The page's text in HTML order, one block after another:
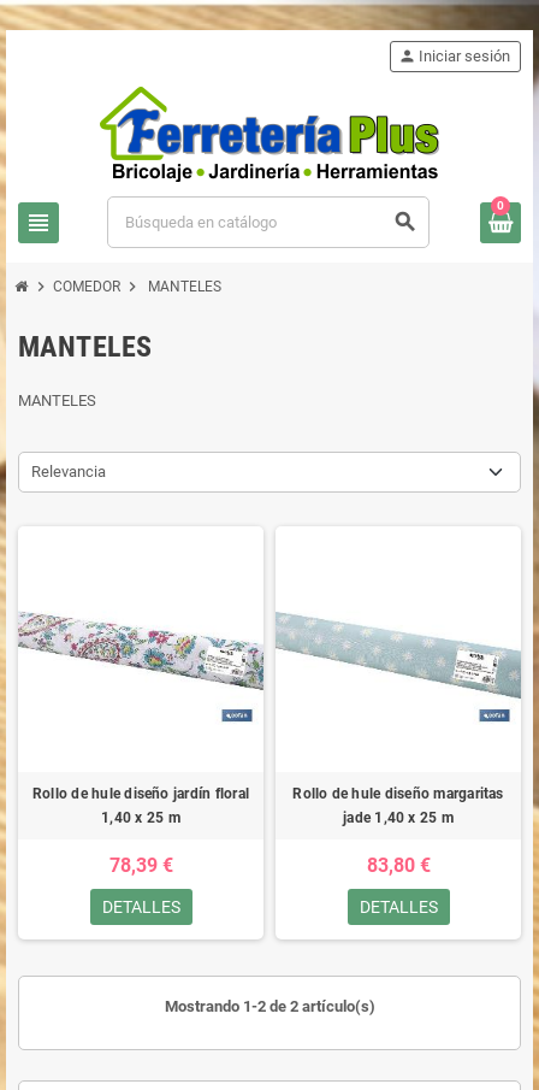
view_headline search
person Iniciar sesión
0
chevron_right COMEDOR chevron_right MANTELES
MANTELES
MANTELES
Relevancia
Rollo de hule diseño jardín floral
1,40 x 25 m
78,39 €
DETALLES
Rollo de hule diseño margaritas
jade 1,40 x 25 m
83,80 €
DETALLES
Mostrando 1-2 de 2 artículo(s)